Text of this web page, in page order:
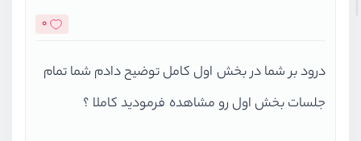
0
درود بر شما در بخش اول کامل توضیح دادم شما تمام
جلسات بخش اول رو مشاهده فرمودید کاملا ؟